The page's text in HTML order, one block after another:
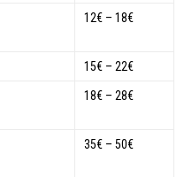
12€ – 18€
15€ – 22€
18€ – 28€
35€ – 50€